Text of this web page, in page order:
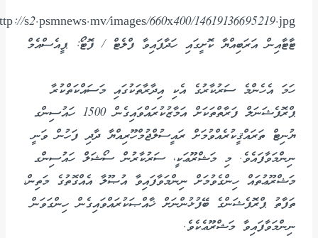
ޓާޓާއިން އަރަބިއްޔާ ކޮށީގައި ހަދާފައިވާ ފްލެޓް / ފޮޓޯ: ޕީއެސްއެމް
ހަމަ އެހެންމެ ސަރުކާރުގެ އެކި އިދާރާތަކުގައި މަސައްކަތްކުރާ
ޕްރޮފެޝަނަލް ފަރާތްތަކަށް އަމާޒުކުރައްވައިގެން 1500 ހައުސިންގ
ޔުނިޓް ތަރައްޤީކުރެއްވުމަށް ރައީސުލްޖުމްހޫރިއްޔާ ދާދި ފަހުން ވަނީ
ނިންމަވާފައެވެ. މި މަޝްރޫޢަކީ، ސަރުކާރުން ސޯޝަލް ހައުސިންގ
މަޝްރޫޢުތައް ހިންގެވުމަށް ނިންމަވާފައިވާ އުޞޫލާ އެއްގޮތުގެ މަތިން،
ތަފާތު ޕްރޮފެޝަންގެ ބޭފުޅުންނަށް ޚާއްޞަކުރައްވައިގެން ހިންގަވަން
ނިންމަވާފައިވާ މަޝްރޫޢެކެވެ.